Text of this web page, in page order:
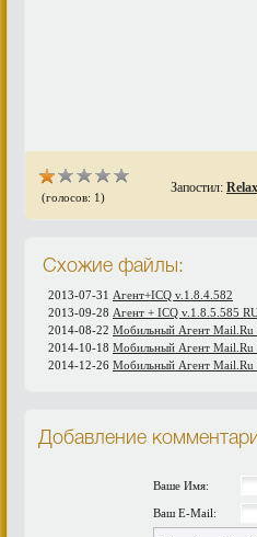
(голосов: 1)
Запостил: Relax
Схожие файлы:
2013-07-31 Агент+ICQ v.1.8.4.582
2013-09-28 Агент + ICQ v.1.8.5.585
2014-08-22 Мобильный Агент Mail.Ru
2014-10-18 Мобильный Агент Mail.Ru
2014-12-26 Мобильный Агент Mail.Ru
Добавление
Ваше Имя:
Ваш E-Mail: